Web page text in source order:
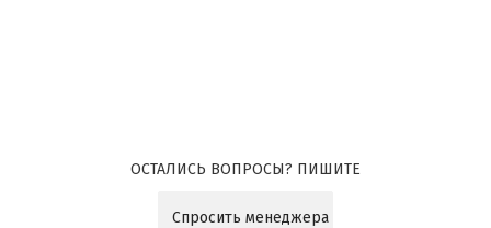
ОСТАЛИСЬ ВОПРОСЫ? ПИШИТЕ
Спросить менеджера